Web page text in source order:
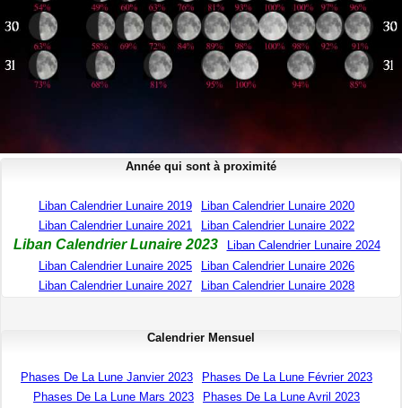
Année qui sont à proximité
Liban Calendrier Lunaire 2019
Liban Calendrier Lunaire 2020
Liban Calendrier Lunaire 2021
Liban Calendrier Lunaire 2022
Liban Calendrier Lunaire 2023
Liban Calendrier Lunaire 2024
Liban Calendrier Lunaire 2025
Liban Calendrier Lunaire 2026
Liban Calendrier Lunaire 2027
Liban Calendrier Lunaire 2028
Calendrier Mensuel
Phases De La Lune Janvier 2023
Phases De La Lune Février 2023
Phases De La Lune Mars 2023
Phases De La Lune Avril 2023